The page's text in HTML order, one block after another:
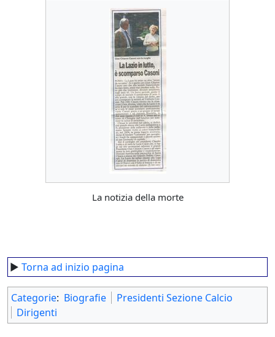
La notizia della morte
► Torna ad inizio pagina
Categorie: Biografie
Presidenti Sezione Calcio
Dirigenti